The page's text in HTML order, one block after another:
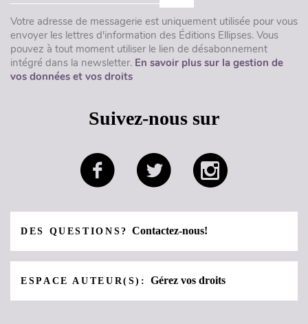
Votre adresse de messagerie est uniquement utilisée pour vous
envoyer les lettres d'information des Éditions Ellipses. Vous
pouvez à tout moment utiliser le lien de désabonnement
intégré dans la newsletter. En savoir plus sur la gestion de
vos données et vos droits
Suivez-nous sur
DES QUESTIONS?Contactez-nous!
ESPACE AUTEUR(S):Gérez vos droits